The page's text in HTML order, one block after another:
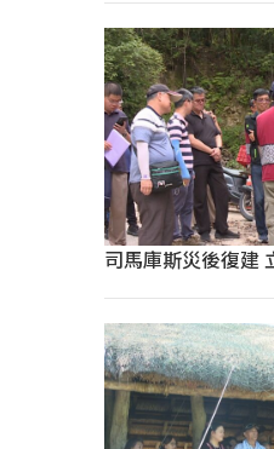
司馬庫斯災後復建